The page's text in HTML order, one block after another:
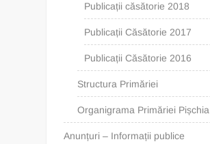
Publicații căsătorie 2018
Publicații Căsătorie 2017
Publicații Căsătorie 2016
Structura Primăriei
Organigrama Primăriei Pișchia
Anunțuri – Informații publice